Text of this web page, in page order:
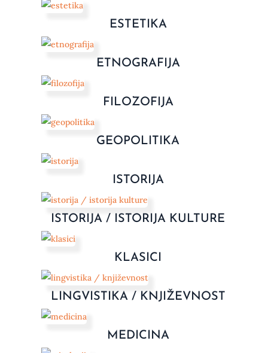
ESTETIKA
ETNOGRAFIJA
FILOZOFIJA
GEOPOLITIKA
ISTORIJA
ISTORIJA / ISTORIJA KULTURE
KLASICI
LINGVISTIKA / KNJIŽEVNOST
MEDICINA